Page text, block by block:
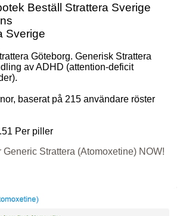
Beställ Strattera Sverige
Sverige
Göteborg. Generisk Strattera
av ADHD (attention-deficit
baserat på 215 användare röster
Per piller
Strattera (Atomoxetine) NOW!